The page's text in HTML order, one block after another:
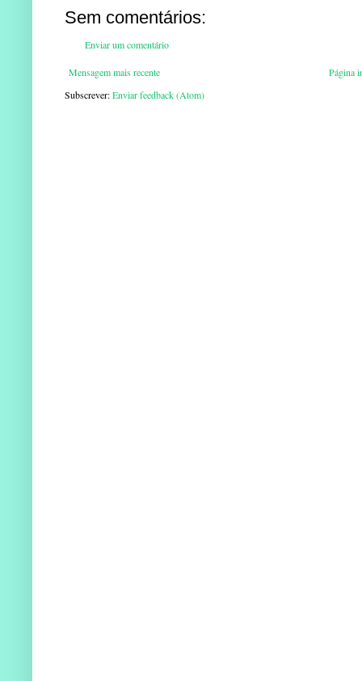
Sem comentários:
Enviar um comentário
Mensagem mais recente
Página
Subscrever:Enviar feedback (Atom)